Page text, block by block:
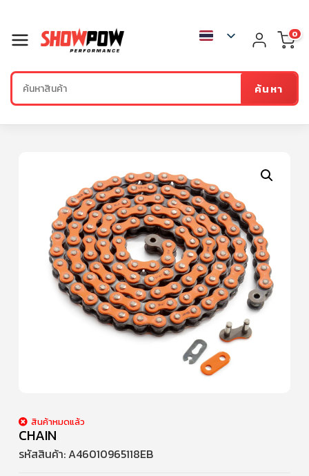
ค้นหา
0
สินค้าหมดแล้ว
CHAIN
รหัสสินค้า:A46010965118EB